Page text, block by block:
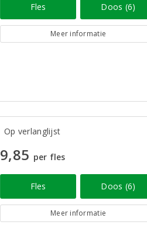
Fles Doos (6)
Meer informatie
Op verlanglijst
9,85 per fles
Fles Doos (6)
Meer informatie